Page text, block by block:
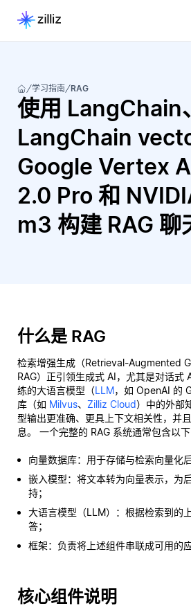
学习指南 RAG
使用 LangChain、
LangChain
Google Vertex
2.0 Pro 和
m3 构建 RAG 聊
什么是 RAG
检索增强生成（Retrieval-Augmented
RAG）正引领生成式 AI，尤其是对话式
练的大语言模型（LLM，如 OpenAI 的
库（如 Milvus、 Zilliz Cloud）中的外部
型输出更准确、更具上下文相关性，并
息。 一个完整的 RAG 系统通常包含以下
向量数据库：用于存储与检索向量化
嵌入模型：将文本转为向量表示，为
持；
大语言模型（LLM）：根据检索到的
答；
框架：负责将上述组件串联成可用的应
核心组件说明